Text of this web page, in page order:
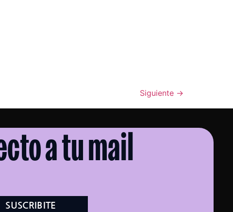
Siguiente →
a tu mail
SUSCRIBITE